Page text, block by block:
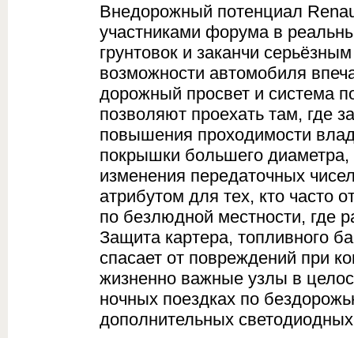
Внедорожный потенциал
участниками форума в
грунтовок и заканчи
возможности автомобиля
дорожный просвет и система
позволяют проехать там, где
повышения проходимости
покрышки большего диаметра,
изменения передаточных
атрибутом для тех, кто часто
по безлюдной местности, где
Защита картера, топливного
спасает от повреждений при
жизненно важные узлы в
ночных поездках по
дополнительных